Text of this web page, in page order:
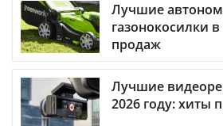
Лучшие
газонокосилки
продаж
Лучшие
2026 году: хиты